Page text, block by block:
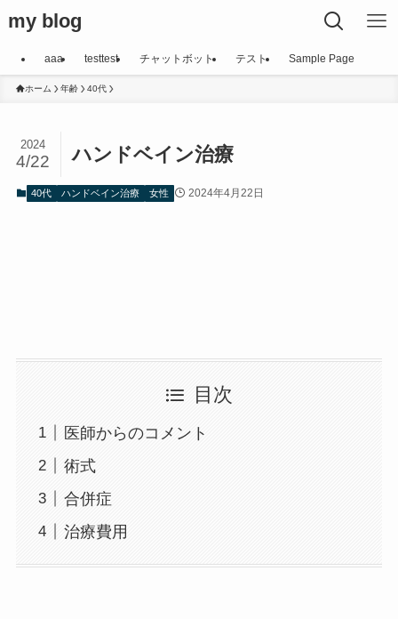
my blog
aaa testtest チャットボット テスト Sample Page
ホーム 年齢 40代
ハンドベイン治療
2024
4/22
40代 ハンドベイン治療 女性 2024年4月22日
目次
医師からのコメント
術式
合併症
治療費用